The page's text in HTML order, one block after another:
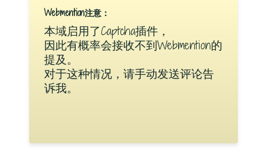
Webmention注意：
本域启用了Captcha插件，
因此有概率会接收不到Webmention的
提及。
对于这种情况，请手动发送评论告
诉我。